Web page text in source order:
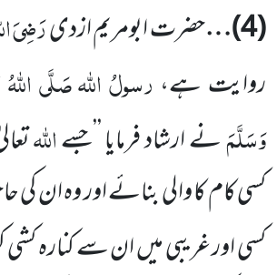
(
4
)…حضرت ابومریم ازدیرَضِیَ
روایت ہے، رسولُ اللہصَلَّی
وَسَلَّمَنے ارشادفرمایا’’جسےاللہ
کسی کام کا والی بنائے اور وہ ان
کسی اور غریبی میں ان سے کنارہ